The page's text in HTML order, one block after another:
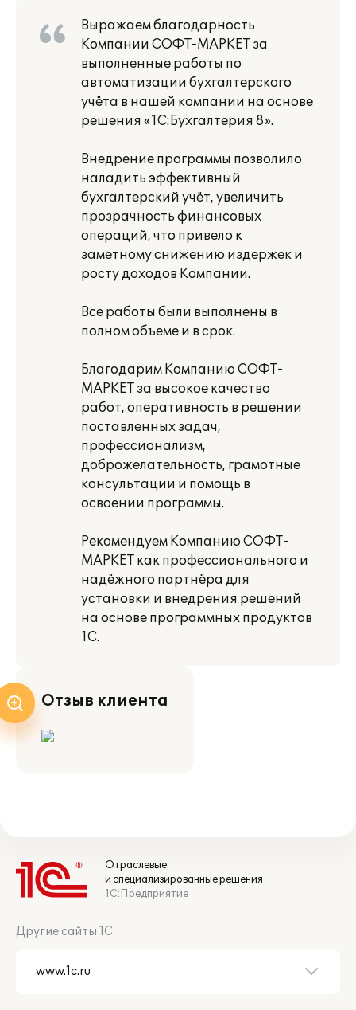
Выражаем благодарность
Компании СОФТ-МАРКЕТ за
выполненные работы по
автоматизации бухгалтерского
учёта в нашей компании на основе
решения «1С:Бухгалтерия 8».
Внедрение программы позволило
наладить эффективный
бухгалтерский учёт, увеличить
прозрачность финансовых
операций, что привело к
заметному снижению издержек и
росту доходов Компании.
Все работы были выполнены в
полном объеме и в срок.
Благодарим Компанию СОФТ-
МАРКЕТ за высокое качество
работ, оперативность в решении
поставленных задач,
профессионализм,
доброжелательность, грамотные
консультации и помощь в
освоении программы.
Рекомендуем Компанию СОФТ-
МАРКЕТ как профессионального и
надёжного партнёра для
установки и внедрения решений
на основе программных продуктов
1С.
Отзыв клиента
Отраслевые
и специализированные решения
1С:Предприятие
Другие сайты 1С